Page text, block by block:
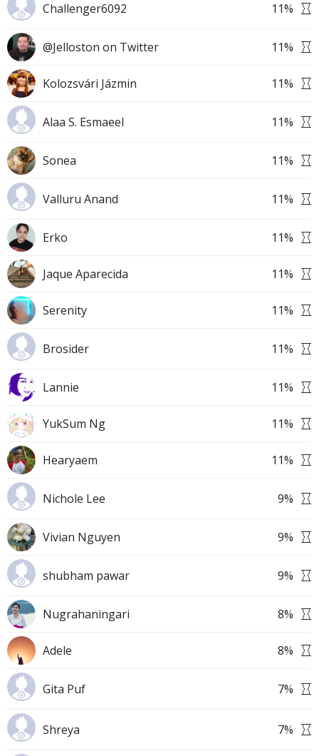
Challenger6092 11%
@Jelloston on Twitter 11%
Kolozsvári Jázmin 11%
Alaa S. Esmaeel 11%
Sonea 11%
Valluru Anand 11%
Erko 11%
Jaque Aparecida 11%
Serenity 11%
Brosider 11%
Lannie 11%
YukSum Ng 11%
Hearyaem 11%
Nichole Lee 9%
Vivian Nguyen 9%
shubham pawar 9%
Nugrahaningari 8%
Adele 8%
Gita Puf 7%
Shreya 7%